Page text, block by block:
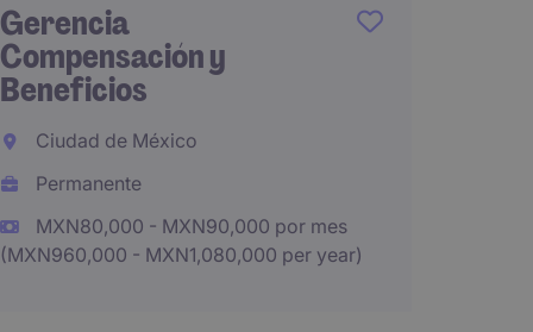
Gerencia
Compensación y
Beneficios
Ciudad de México
Permanente
MXN80,000 - MXN90,000 por mes
(MXN960,000 - MXN1,080,000 per year)